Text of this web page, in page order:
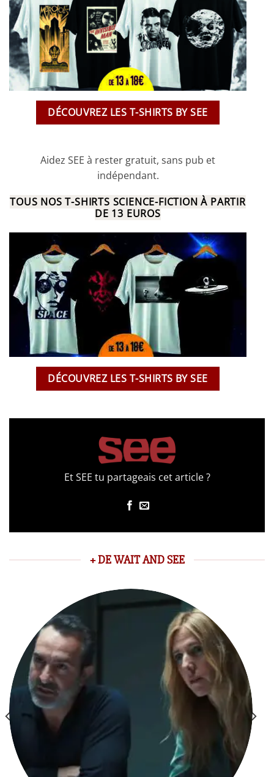
DÉCOUVREZ LES T-SHIRTS BY SEE
Aidez SEE à rester gratuit, sans pub et
indépendant.
TOUS NOS T-SHIRTS SCIENCE-FICTION À PARTIR
DE 13 EUROS
DÉCOUVREZ LES T-SHIRTS BY SEE
Et SEE tu partageais cet article ?
+ DE WAIT AND SEE